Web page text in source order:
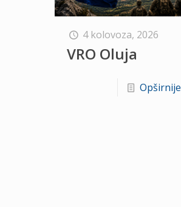
4 kolovoza, 2026
VRO Oluja
Opširnije